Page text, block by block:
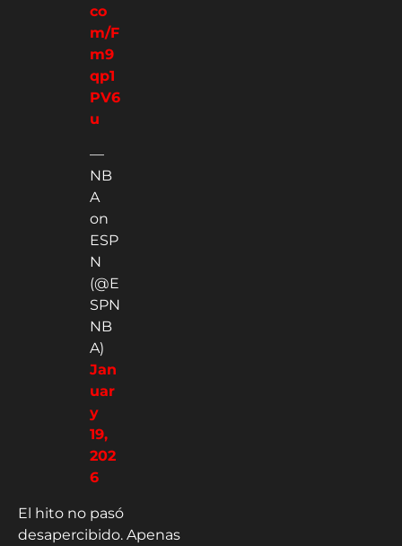
co
m/F
m9
qp1
PV6
u
—
NB
A
on
ESP
N
(@E
SPN
NB
A)
Jan
uar
y
19,
202
6
El hito no pasó
desapercibido. Apenas